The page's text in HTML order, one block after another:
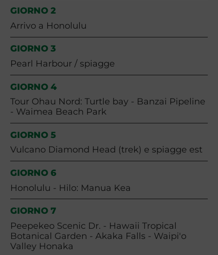
GIORNO 2
Arrivo a Honolulu
GIORNO 3
Pearl Harbour / spiagge
GIORNO 4
Tour Ohau Nord: Turtle bay - Banzai Pipeline
- Waimea Beach Park
GIORNO 5
Vulcano Diamond Head (trek) e spiagge est
GIORNO 6
Honolulu - Hilo: Manua Kea
GIORNO 7
Peepekeo Scenic Dr. - Hawaii Tropical
Botanical Garden - Akaka Falls - Waipi'o
Valley Honaka